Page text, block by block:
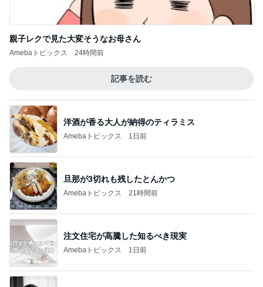
親子レクで見た大変そうなお母さん
Amebaトピックス 24時間前
記事を読む
洋酒が香る大人が納得のティラミス
Amebaトピックス 1日前
旦那が3切れも残したとんかつ
Amebaトピックス 21時間前
注文住宅が高騰した知るべき現実
Amebaトピックス 1日前